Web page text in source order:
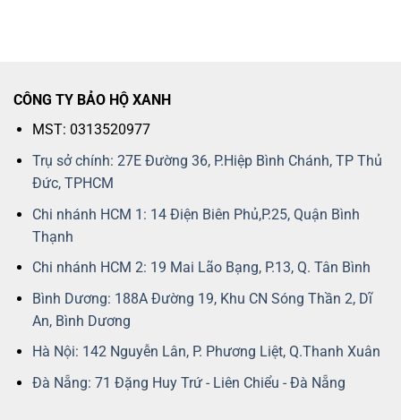
CÔNG TY BẢO HỘ XANH
MST: 0313520977
Trụ sở chính: 27E Đường 36, P.Hiệp Bình Chánh, TP Thủ
Đức, TPHCM
Chi nhánh HCM 1: 14 Điện Biên Phủ,P.25, Quận Bình
Thạnh
Chi nhánh HCM 2: 19 Mai Lão Bạng, P.13, Q. Tân Bình
Bình Dương: 188A Đường 19, Khu CN Sóng Thần 2, Dĩ
An, Bình Dương
Hà Nội: 142 Nguyễn Lân, P. Phương Liệt, Q.Thanh Xuân
Đà Nẵng: 71 Đặng Huy Trứ - Liên Chiểu - Đà Nẵng